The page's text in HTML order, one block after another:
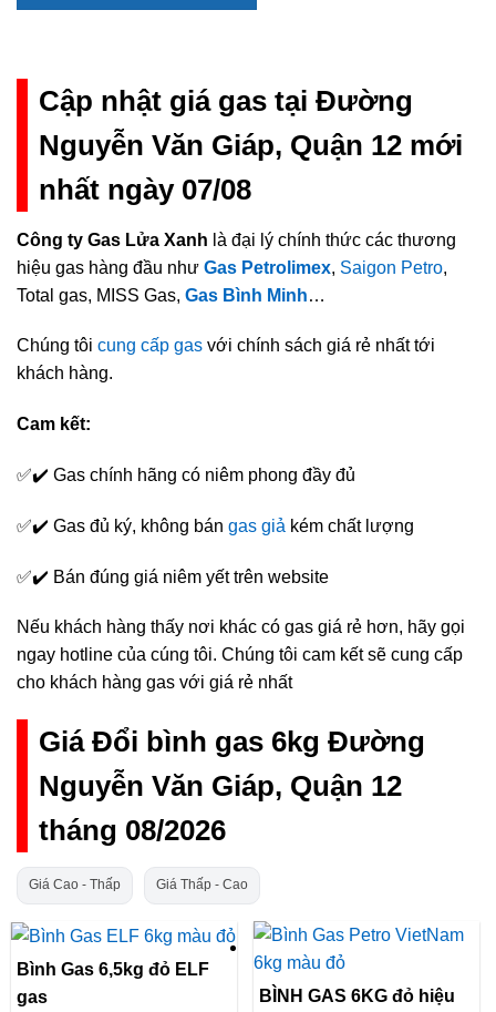
Cập nhật giá gas tại Đường
Nguyễn Văn Giáp, Quận 12 mới
nhất ngày 07/08
Công ty Gas Lửa Xanh là đại lý chính thức các thương
hiệu gas hàng đầu như Gas Petrolimex, Saigon Petro,
Total gas, MISS Gas, Gas Bình Minh…
Chúng tôi cung cấp gas với chính sách giá rẻ nhất tới
khách hàng.
Cam kết:
✅✔️ Gas chính hãng có niêm phong đầy đủ
✅✔️ Gas đủ ký, không bán gas giả kém chất lượng
✅✔️ Bán đúng giá niêm yết trên website
Nếu khách hàng thấy nơi khác có gas giá rẻ hơn, hãy gọi
ngay hotline của cúng tôi. Chúng tôi cam kết sẽ cung cấp
cho khách hàng gas với giá rẻ nhất
Giá Đổi bình gas 6kg Đường
Nguyễn Văn Giáp, Quận 12
tháng 08/2026
Giá Cao - Thấp Giá Thấp - Cao
Bình Gas 6,5kg đỏ ELF
gas
BÌNH GAS 6KG đỏ hiệu